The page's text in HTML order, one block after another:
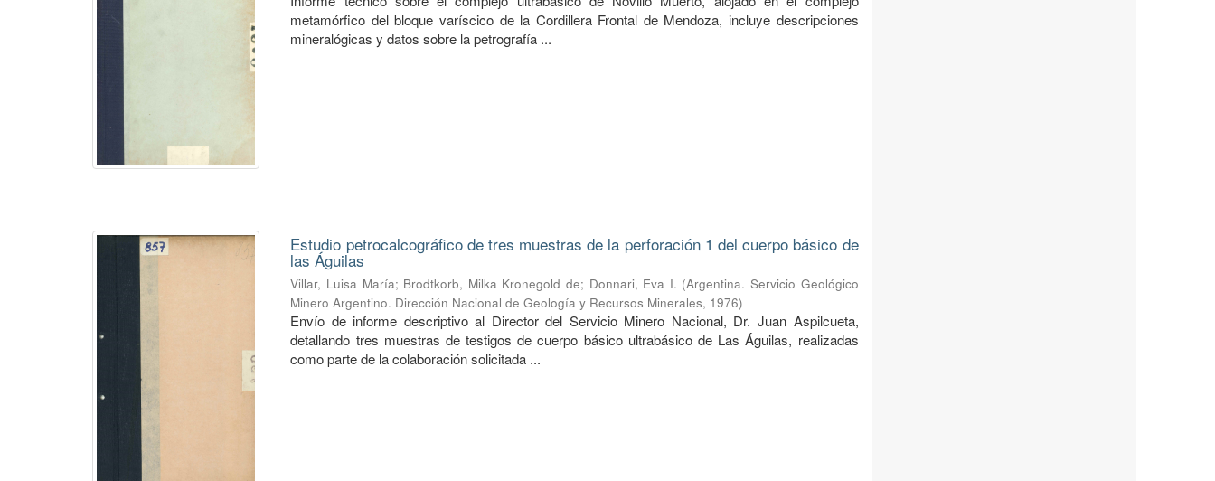
metamórfico del bloque varíscico de la Cordillera Frontal de Mendoza, incluye descripciones
mineralógicas y datos sobre la petrografía ...
Estudio petrocalcográfico de tres muestras de la perforación 1 del cuerpo básico de
las Águilas
Villar, Luisa María; Brodtkorb, Milka Kronegold de; Donnari, Eva I. (Argentina. Servicio Geológico
Minero Argentino. Dirección Nacional de Geología y Recursos Minerales, 1976)
Envío de informe descriptivo al Director del Servicio Minero Nacional, Dr. Juan Aspilcueta,
detallando tres muestras de testigos de cuerpo básico ultrabásico de Las Águilas, realizadas
como parte de la colaboración solicitada ...